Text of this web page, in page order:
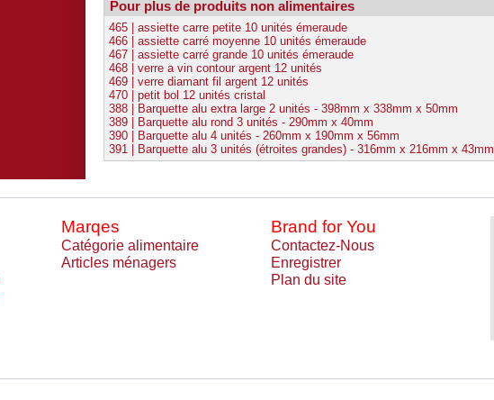
Pour plus de produits non alimentaires
465 | assiette carre petite 10 unités émeraude
466 | assiette carré moyenne 10 unités émeraude
467 | assiette carré grande 10 unités émeraude
468 | verre a vin contour argent 12 unités
469 | verre diamant fil argent 12 unités
470 | petit bol 12 unités cristal
388 | Barquette alu extra large 2 unités - 398mm x 338mm x 50mm
389 | Barquette alu rond 3 unités - 290mm x 40mm
390 | Barquette alu 4 unités - 260mm x 190mm x 56mm
391 | Barquette alu 3 unités (étroites grandes) - 316mm x 216mm x 43mm
Marqes Brand for You
Catégorie alimentaire
Contactez-Nous
Articles ménagers
Enregistrer
Plan du site